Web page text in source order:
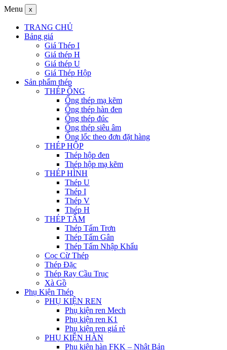
Menu x
TRANG CHỦ
Bảng giá
Giá Thép I
Giá thép H
Giá thép U
Giá Thép Hộp
Sản phẩm thép
THÉP ỐNG
Ống thép mạ kẽm
Ống thép hàn đen
Ống thép đúc
Ống thép siêu âm
Ống lốc theo đơn đặt hàng
THÉP HỘP
Thép hộp đen
Thép hộp mạ kẽm
THÉP HÌNH
Thép U
Thép I
Thép V
Thép H
THÉP TẤM
Thép Tấm Trơn
Thép Tấm Gân
Thép Tấm Nhập Khẩu
Cọc Cừ Thép
Thép Đặc
Thép Ray Cầu Trục
Xà Gồ
Phụ Kiện Thép
PHỤ KIỆN REN
Phụ kiện ren Mech
Phụ kiện ren K1
Phụ kiện ren giá rẻ
PHỤ KIỆN HÀN
Phụ kiện hàn FKK – Nhật Bản